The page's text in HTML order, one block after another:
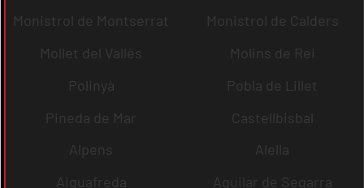
Monistrol de Montserrat
Monistrol de Calders
Mollet del Vallès
Molins de Rei
Polinyà
Pobla de Lillet
Pineda de Mar
Castellbisbal
Alpens
Alella
Aiguafreda
Aguilar de Segarra